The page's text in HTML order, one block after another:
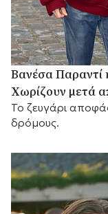
Βανέσα Παραντί
Χωρίζουν μετά
Το ζευγάρι
δρόμους.